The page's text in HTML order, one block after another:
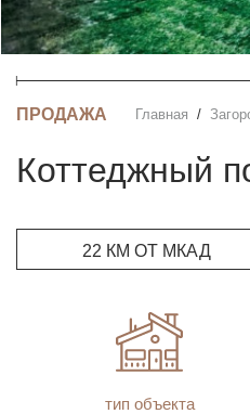
ПРОДАЖА Главная
Коттеджный
22 КМ ОТ МКАД
тип объекта